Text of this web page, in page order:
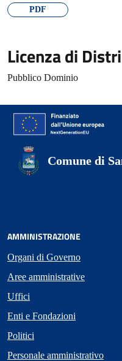
PDF
Licenza di
Pubblico Dominio
Comune di
AMMINISTRAZIONE
Organi di Governo
Aree amministrative
Uffici
Enti e Fondazioni
Politici
Personale amministrativo